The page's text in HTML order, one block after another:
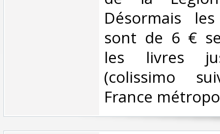
Désormais
sont de 6 €
les livres
(colissimo
France